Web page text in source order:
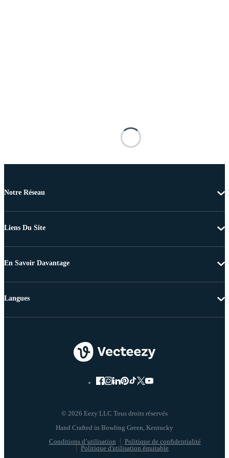
Notre Réseau
Liens Du Site
En Savoir Davantage
© 2026 Eezy LLC Tous droits réservés
Conditions d’utilisation
Politique de confidentialité
Politique d'utilisation équitable
Langues